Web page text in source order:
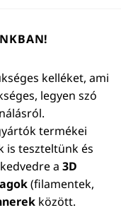
kelléket, ami
legyen szó
termékei
is teszteltünk és
a 3D
(filamentek,
között.